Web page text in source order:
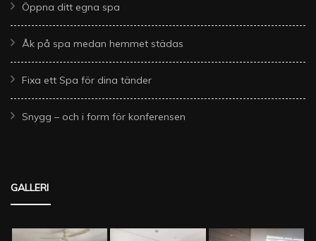
Öppna ditt egna spa
Åk på spa medan hemmet städas
Fixa ett Spa för dina tänder
Snygg – och i form för konferensen
GALLERI